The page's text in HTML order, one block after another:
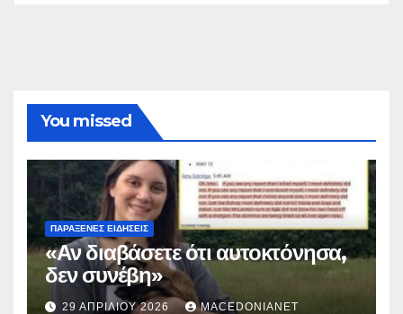
You missed
ΠΑΡΆΞΕΝΕΣ ΕΙΔΉΣΕΙΣ
«Αν διαβάσετε ότι αυτοκτόνησα,
δεν συνέβη»
29 ΑΠΡΙΛΊΟΥ 2026 MACEDONIANET